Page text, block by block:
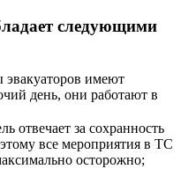
следующими
имеют
день, они работают в
отвечает за сохранность
все мероприятия в ТС
осторожно;